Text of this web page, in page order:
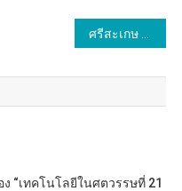
“เทคโนโลยีในศตวรรษที่ 21